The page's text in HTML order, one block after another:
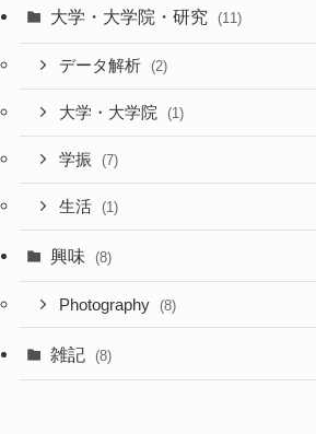
大学・大学院・研究 (11)
データ解析 (2)
大学・大学院 (1)
学振 (7)
生活 (1)
興味 (8)
Photography (8)
雑記 (8)